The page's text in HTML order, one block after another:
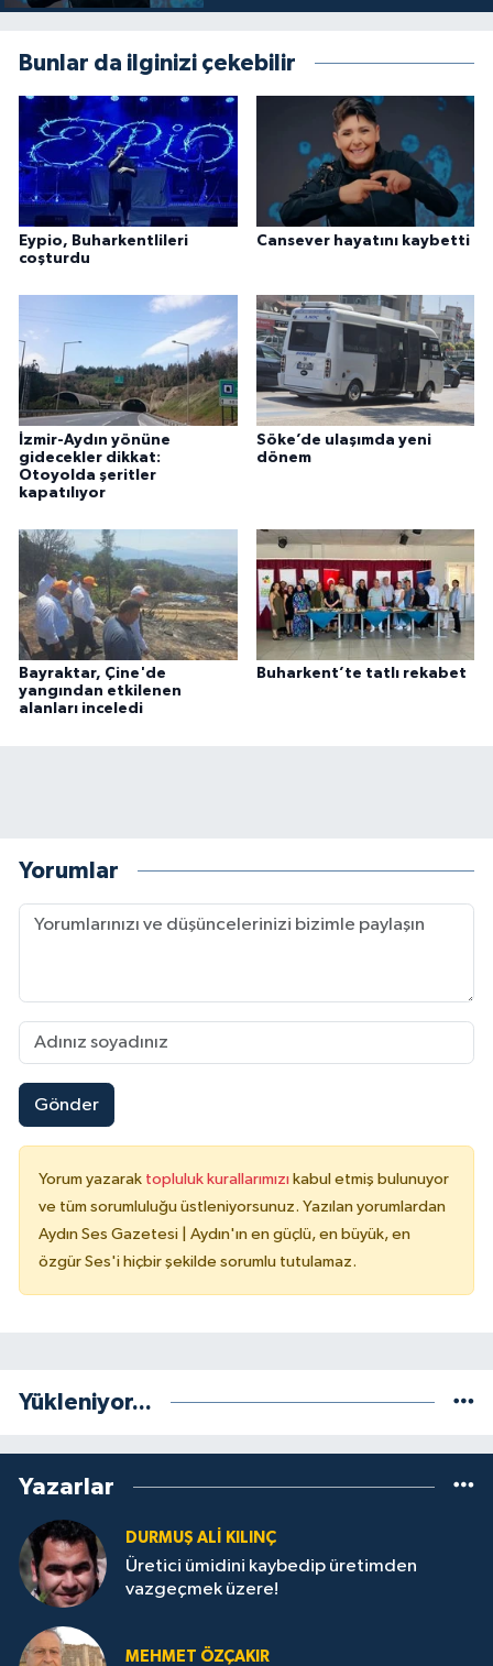
Bunlar da ilginizi çekebilir
Eypio, Buharkentlileri
coşturdu
Cansever hayatını kaybetti
İzmir-Aydın yönüne
gidecekler dikkat:
Otoyolda şeritler
kapatılıyor
Söke’de ulaşımda yeni
dönem
Bayraktar, Çine'de
yangından etkilenen
alanları inceledi
Buharkent’te tatlı rekabet
Yorumlar
Gönder
Yorum yazarak topluluk kurallarımızı kabul etmiş bulunuyor
ve tüm sorumluluğu üstleniyorsunuz. Yazılan yorumlardan
Aydın Ses Gazetesi | Aydın'ın en güçlü, en büyük, en
özgür Ses'i hiçbir şekilde sorumlu tutulamaz.
Yükleniyor...
Yazarlar
DURMUŞ ALI KILINÇ
Üretici ümidini kaybedip üretimden
vazgeçmek üzere!
MEHMET ÖZÇAKIR